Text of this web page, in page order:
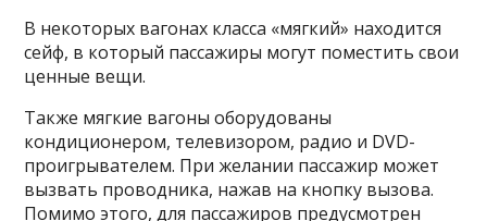
В некоторых вагонах класса «мягкий» находится
сейф, в который пассажиры могут поместить свои
ценные вещи.
Также мягкие вагоны оборудованы
кондиционером, телевизором, радио и DVD-
проигрывателем. При желании пассажир может
вызвать проводника, нажав на кнопку вызова.
Помимо этого, для пассажиров предусмотрен